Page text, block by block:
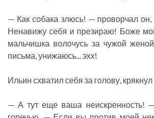
— Как собака злюсь! — проворчал
Ненавижу себя и презираю! Боже
мальчишка волочусь за чужой
письма, унижаюсь... эхх!
Ильин схватил себя за голову, крякнул
— А тут еще ваша неискренность!